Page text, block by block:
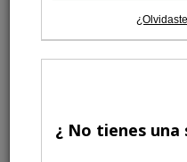
¿ No tienes una